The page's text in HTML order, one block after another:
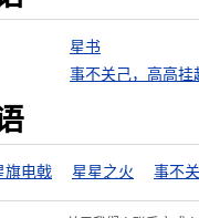
星书
事不关己，高高挂
旗电戟 星星之火 事不